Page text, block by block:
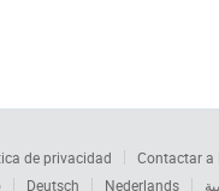
de privacidad Contactar a
Deutsch Nederlands